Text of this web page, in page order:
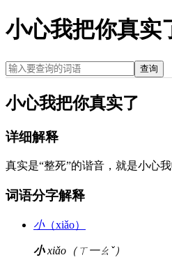
小心我把你真实
查询
小心我把你真实了
详细解释
真实是“整死”的谐音，就是小心我
词语分字解释
小（xiǎo）
小xiǎo（ㄒ一ㄠˇ）